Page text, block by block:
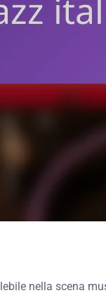
nella scena